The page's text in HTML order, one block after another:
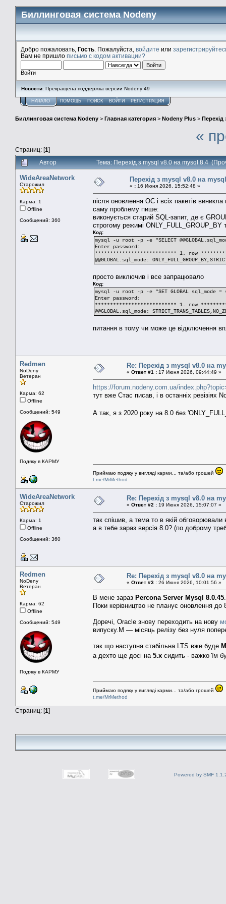
Биллинговая система Nodeny
Добро пожаловать, Гость . Пожалуйста, войдите или
Вам не пришло письмо с кодом активации?
Войти
Новости: Прекращена поддержка версии Nodeny 49
НАЧАЛО ПОМОЩЬ ПОИСК ВОЙТИ РЕГИСТРАЦИЯ
Биллинговая система Nodeny > Главная категория > Nodeny Plus >
Страниц: [1]
«
Автор Тема: Перехід з mysql v8.0 на mysql 8.4
WideAreaNetwork
Старожил
Карма: 1
Offline
Сообщений: 360
Перехід з mysql v8.0 на
« : 16 Июня 2026, 15:52:48 »
після оновлення ОС і всіх пакетів
саму проблему пише:
виконується старий SQL-запит, де є
строгому режимі ONLY_FULL_GROUP_BY
Код:
mysql -u root -p -e "SELECT
Enter password:
*************************** 1. row
@@GLOBAL.sql_mode:
просто виключив і все запрацювало
Код:
mysql -u root -p -e "SET GLOBAL sql_mode =
Enter password:
*************************** 1. row
@@GLOBAL.sql_mode:
питання в тому чи може це відключення
Redmen
NoDeny
Ветеран
Карма: 62
Offline
Сообщений: 549
Подяку в КАРМУ
Re: Перехід з mysql v8.0 на
« Ответ #1 : 17 Июня 2026, 09:44:49 »
https://forum.nodeny.com.ua/
тут вже Стас писав, і в останніх
А так, я з 2020 року на 8.0 без
Приймаю подяку у вигляді карми... та/або грошей
t.me/MrMethod
WideAreaNetwork
Старожил
Карма: 1
Offline
Сообщений: 360
Re: Перехід з mysql v8.0 на
« Ответ #2 : 19 Июня 2026, 15:07:07 »
так спішив, а тема то в якій обговорювали
а в тебе зараз версія 8.0? (по доброму
Redmen
NoDeny
Ветеран
Карма: 62
Offline
Сообщений: 549
Подяку в КАРМУ
Re: Перехід з mysql v8.0 на
« Ответ #3 : 26 Июня 2026, 10:01:56 »
В мене зараз Percona Server Mysql 8.0.45
Поки керівництво не планує оновлення
Доречі, Oracle знову переходить на нову
випуску.M — місяць релізу без нуля
так що наступна стабільна LTS вже буде
а дехто ще досі на 5.х сидить - важко їм
Приймаю подяку у вигляді карми... та/або грошей
t.me/MrMethod
Страниц: [1]
Powered by SMF